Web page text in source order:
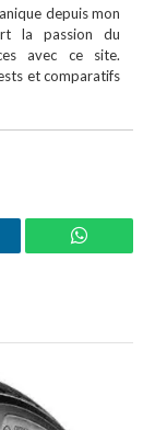
depuis mon
la passion du
avec ce site.
et comparatifs